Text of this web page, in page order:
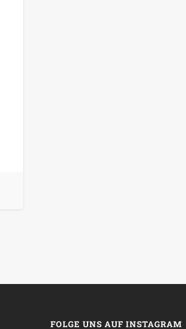
FOLGE UNS AUF INSTAGRAM